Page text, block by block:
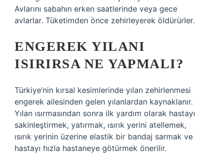
Avlarını sabahın erken saatlerinde veya gece
avlarlar. Tüketimden önce zehirleyerek öldürürler.
ENGEREK YILANI
ISIRIRSA NE YAPMALI?
Türkiye’nin kırsal kesimlerinde yılan zehirlenmesi
engerek ailesinden gelen yılanlardan kaynaklanır.
Yılan ısırmasından sonra ilk yardım olarak hastayı
sakinleştirmek, yatırmak, ısırık yerini atellemek,
ısırık yerinin üzerine elastik bir bandaj sarmak ve
hastayı hızla hastaneye götürmek önerilir.